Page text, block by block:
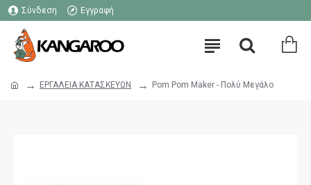
Σύνδεση Εγγραφή
ΕΡΓΑΛΕΙΑ ΚΑΤΑΣΚΕΥΩΝ Pom Pom Maker - Πολύ Μεγάλο